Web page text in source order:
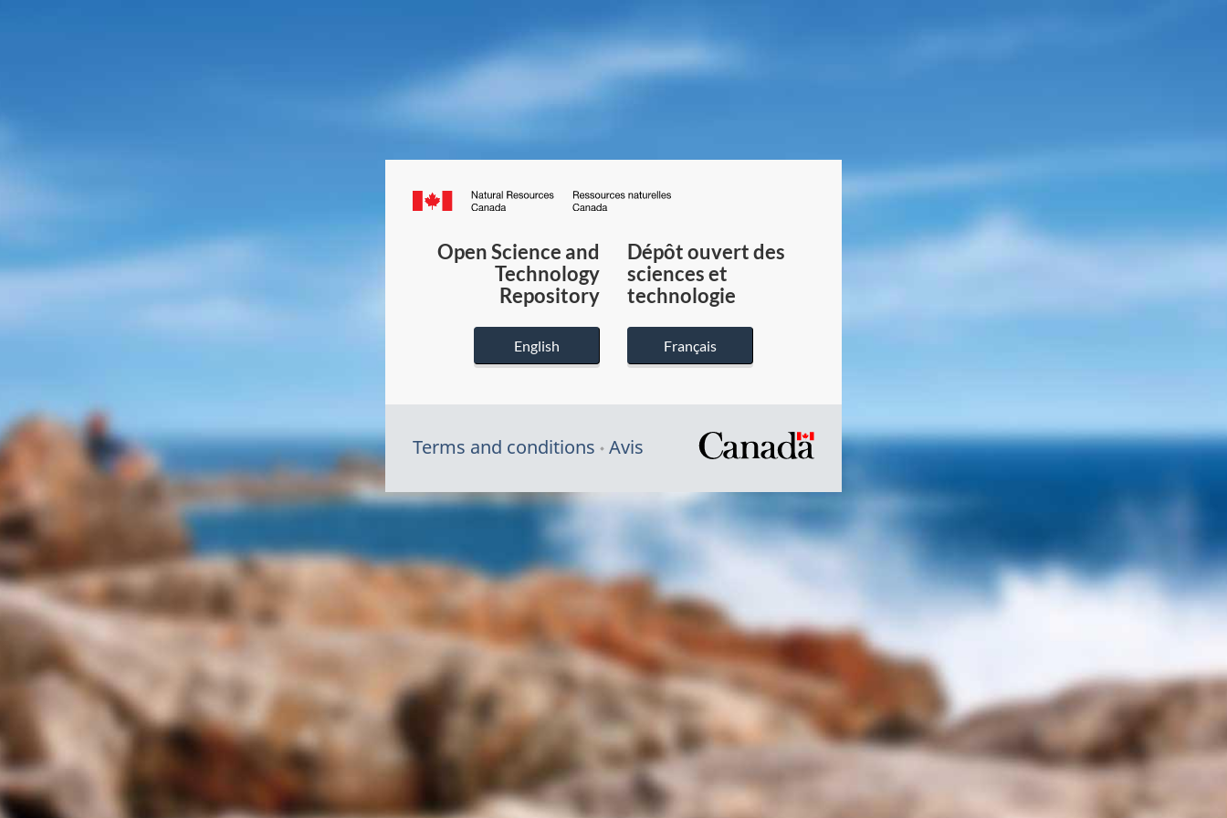
Canada.ca
du
Canada
Open Science and
Technology
Repository
English
Dépôt ouvert des
sciences et
technologie
Français
Terms and conditions Avis
/
gouvernement